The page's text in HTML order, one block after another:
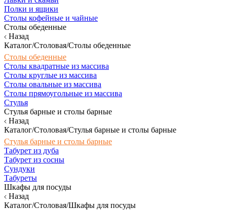
Полки и ящики
Столы кофейные и чайные
Столы обеденные
Назад
Каталог/Столовая/Столы обеденные
Столы обеденные
Столы квадратные из массива
Столы круглые из массива
Столы овальные из массива
Столы прямоугольные из массива
Стулья
Стулья барные и столы барные
Назад
Каталог/Столовая/Стулья барные и столы барные
Стулья барные и столы барные
Табурет из дуба
Табурет из сосны
Сундуки
Табуреты
Шкафы для посуды
Назад
Каталог/Столовая/Шкафы для посуды